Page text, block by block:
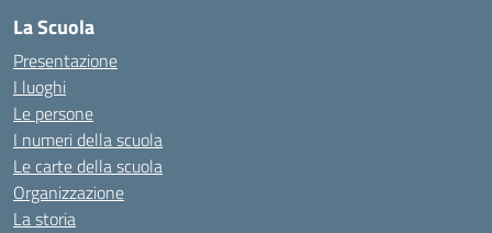
La Scuola
Presentazione
I luoghi
Le persone
I numeri della scuola
Le carte della scuola
Organizzazione
La storia